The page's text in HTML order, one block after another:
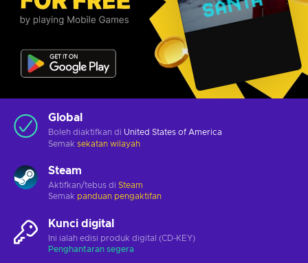
Global
Boleh diaktifkan di United States of America
Semak sekatan wilayah
Steam
Aktifkan/tebus di Steam
Semak panduan pengaktifan
Kunci digital
Ini ialah edisi produk digital (CD-KEY)
Penghantaran segera